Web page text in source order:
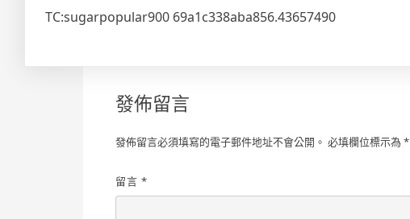
TC:sugarpopular900 69a1c338aba856.43657490
發佈留言
發佈留言必須填寫的電子郵件地址不會公開。 必填欄位標示為*
留言*